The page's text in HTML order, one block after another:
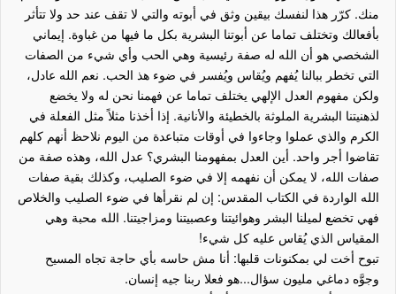
منك. كرّر هذا لنفسك بيقين وثق في أبوته والتي لا تقف عند حد ولا تتأثر
بأفعالك وتختلف تماما عن أبوتنا البشرية بكل ما فيها من غباوة. إيماني
الشخصي هو أن الله له صفة رئيسية وهي الحب وأي شيء من الصفات
التي تخطر ببالنا يُفهم ويُقاس ويُفسر في ضوء هذ الحب. نعم الله عادل،
ولكن مفهوم العدل الإلهي يختلف تماما عن فهمنا نحن له ولا يخضع
لذهنيتنا البشرية الملوثة بالخطيئة والأنانية. إذا أخذنا مثلاً مثل الفعلة في
الكرم والذي عملوا وجاءوا في أوقات متباعدة من اليوم نلاحظ أنهم كلهم
تقاضوا أجر واحد. أين العدل بمفهومنا البشري؟ عدل الله، وهذه صفة من
صفات الله، لا يمكن أن نفهمه إلا في ضوء الصليب، وكذلك بقية صفات
الله الواردة في الكتاب المقدس: إن لم نقرأها في ضوء الصليب والخلاص
فهي تخضع لميلنا البشر وهوائيتنا وعصبيتنا ومزاجيتنا. الله محبة وهي
المقياس الذي يُقاس عليه كل شيء!
تبوح أخت لي بمكنونات قلبها: أنا مش حاسه بأي حاجة تجاه المسيح
وجوَّه دماغي مليون سؤال...هو فعلا ربنا جيه إنسان.